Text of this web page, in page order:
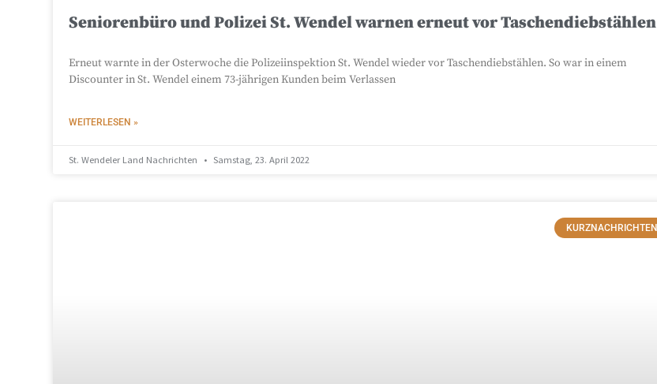
Seniorenbüro und Polizei St. Wendel warnen erneut vor Taschendiebstählen
Erneut warnte in der Osterwoche die Polizeiinspektion St. Wendel wieder vor Taschendiebstählen. So war in einem
Discounter in St. Wendel einem 73-jährigen Kunden beim Verlassen
WEITERLESEN »
St. Wendeler Land Nachrichten Samstag, 23. April 2022
KURZNACHRICHTEN